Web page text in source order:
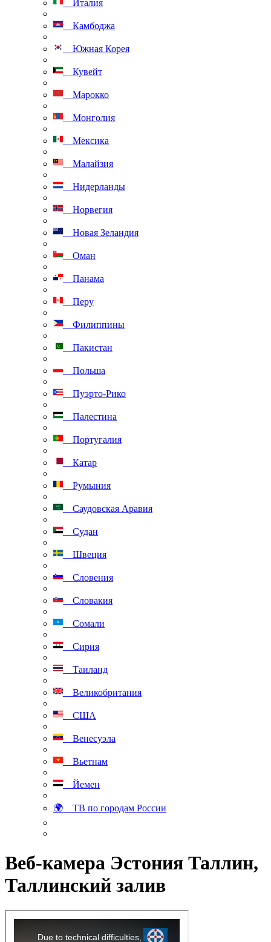
Италия
Камбоджа
Южная Корея
Кувейт
Марокко
Монголия
Мексика
Малайзия
Нидерланды
Норвегия
Новая Зеландия
Оман
Панама
Перу
Филиппины
Пакистан
Польша
Пуэрто-Рико
Палестина
Португалия
Катар
Румыния
Саудовская Аравия
Судан
Швеция
Словения
Словакия
Сомали
Сирия
Таиланд
Великобритания
США
Венесуэла
Вьетнам
Йемен
🌍 ТВ по городам России
Веб-камера Эстония Таллин,
Таллинский залив